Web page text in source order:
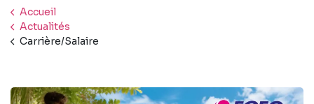
Accueil
Actualités
Carrière/Salaire